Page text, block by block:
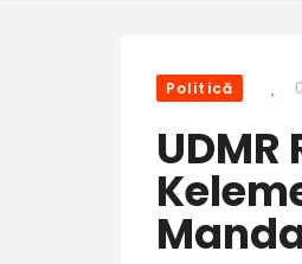
Politică 0